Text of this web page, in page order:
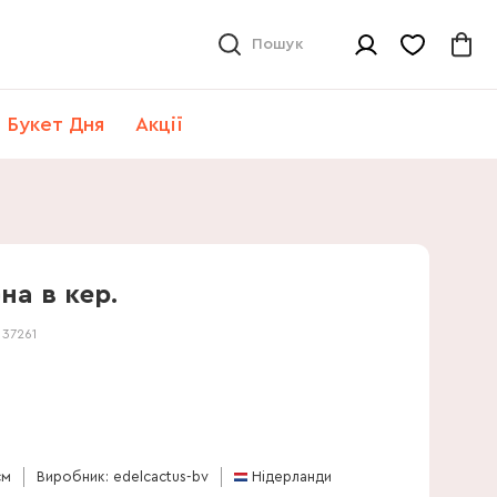
Пошук
Букет Дня Акції
в кер.
37261
Виробник: edelcactus-bv Нідерланди